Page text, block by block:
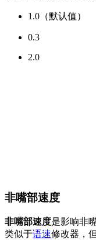
1.0（默认值）
0.3
2.0
非嘴部速度
非嘴部速度是影响非
类似于语速修改器，